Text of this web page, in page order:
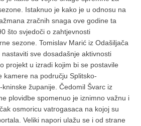
Istaknuo je kako je u odnosu na
zračnih snaga ove godine ta
što svjedoči o zahtjevnosti
sezone. Tomislav Marić iz Odašiljača
sve dosadašnje aktivnosti
projekt u izradi kojim bi se postavile
kamere na području Splitsko-
županije. Čedomil Švarc iz
plovidbe spomenuo je iznimno važnu i
osmoricu vatrogasaca na kojoj su
Veliki napori ulažu se i od strane